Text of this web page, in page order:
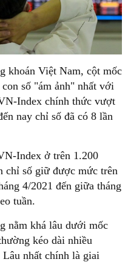
khoán Việt Nam, cột mốc
số "ám ảnh" nhất với
Index chính thức vượt
nay chỉ số đã có 8 lần
Index ở trên 1.200
chỉ số giữ được mức trên
4/2021 đến giữa tháng
tuần.
nằm khá lâu dưới mốc
kéo dài nhiều
nhất chính là giai